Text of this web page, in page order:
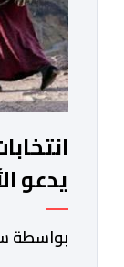
يدعو
لتبني
بواسطة